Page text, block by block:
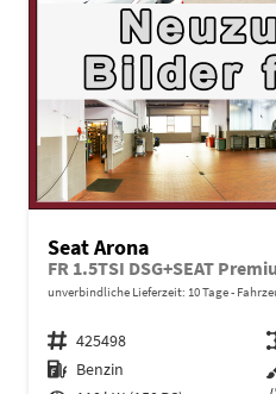
Seat Arona
unverbindliche Lieferzeit: 10 Tage
Fahrzeugnr. 425498
Kraftstoff Benzin